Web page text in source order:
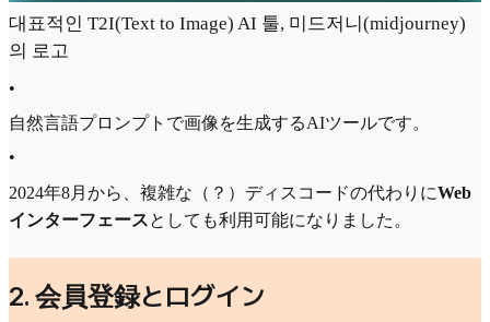
대표적인 T2I(Text to Image) AI 툴, 미드저니(midjourney)
의 로고
•
自然言語プロンプトで画像を生成するAIツールです。
•
2024年8月から、複雑な（？）ディスコードの代わりにWeb
インターフェースとしても利用可能になりました。
2. 会員登録とログイン